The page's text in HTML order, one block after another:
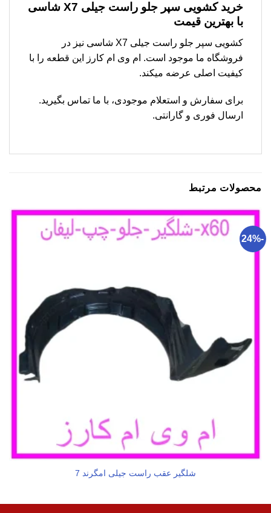
خرید کشویی سپر جلو راست جیلی X7 شاسی
با بهترین قیمت
کشویی سپر جلو راست جیلی X7 شاسی نیز در
فروشگاه ما موجود است. ام وی ام کارز این قطعه را با
کیفیت اصلی عرضه میکند.
برای سفارش و استعلام موجودی، با ما تماس بگیرید.
ارسال فوری و گارانتی.
محصولات مرتبط
-24%
شلگیر عقب راست جیلی امگرند 7